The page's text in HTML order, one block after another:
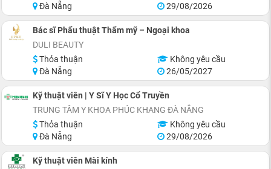
Đà Nẵng
29/08/2026
Bác sĩ Phẩu thuật Thẩm mỹ – Ngoại khoa
DULI BEAUTY
Thỏa thuận
Không yêu cầu
Đà Nẵng
26/05/2027
Kỹ thuật viên | Y Sĩ Y Học Cổ Truyền
TRUNG TÂM Y KHOA PHÚC KHANG ĐÀ NẴNG
Thỏa thuận
Không yêu cầu
Đà Nẵng
29/08/2026
Kỹ thuật viên Mài kính